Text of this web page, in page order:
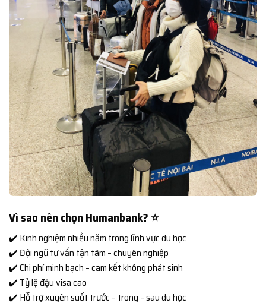
Vì sao nên chọn Humanbank? ⭐
✔️ Kinh nghiệm nhiều năm trong lĩnh vực du học
✔️ Đội ngũ tư vấn tận tâm – chuyên nghiệp
✔️ Chi phí minh bạch – cam kết không phát sinh
✔️ Tỷ lệ đậu visa cao
✔️ Hỗ trợ xuyên suốt trước – trong – sau du học